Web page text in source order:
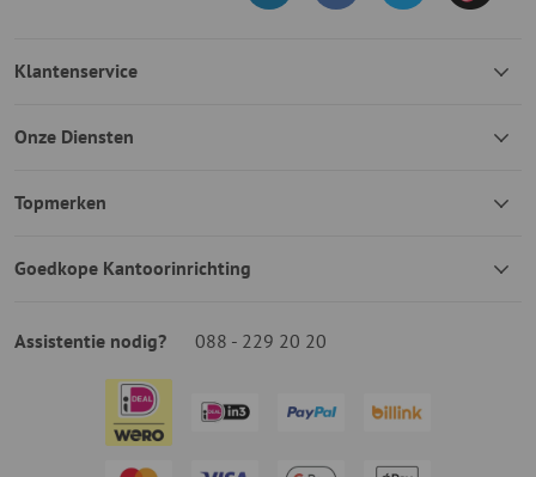
Klantenservice
Onze Diensten
Topmerken
Goedkope Kantoorinrichting
Assistentie nodig? 088 - 229 20 20